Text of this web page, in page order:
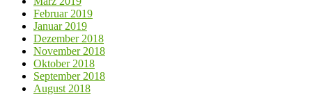
Februar 2019
Januar 2019
Dezember 2018
November 2018
Oktober 2018
September 2018
August 2018